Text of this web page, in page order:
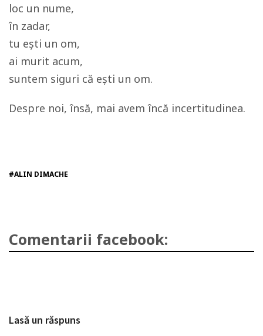
loc un nume,
în zadar,
tu eşti un om,
ai murit acum,
suntem siguri că eşti un om.
Despre noi, însă, mai avem încă incertitudinea.
#ALIN DIMACHE
Comentarii facebook:
Lasă un răspuns